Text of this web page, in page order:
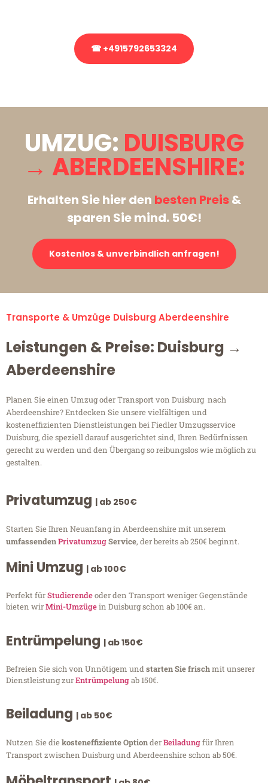
☎ +4915792653324
UMZUG: DUISBURG
→ ABERDEENSHIRE:
Erhalten Sie hier den besten Preis&
sparen Sie mind. 50€!
Kostenlos & unverbindlich anfragen!
Transporte & Umzüge Duisburg Aberdeenshire
Leistungen & Preise: Duisburg →
Aberdeenshire
Planen Sie einen Umzug oder Transport von Duisburg nach
Aberdeenshire? Entdecken Sie unsere vielfältigen und
kosteneffizienten Dienstleistungen bei Fiedler Umzugsservice
Duisburg, die speziell darauf ausgerichtet sind, Ihren Bedürfnissen
gerecht zu werden und den Übergang so reibungslos wie möglich zu
gestalten.
Privatumzug | ab 250€
Starten Sie Ihren Neuanfang in Aberdeenshire mit unserem
umfassendenPrivatumzugService, der bereits ab 250€ beginnt.
Mini Umzug | ab 100€
Perfekt fürStudierendeoder den Transport weniger Gegenstände
bieten wirMini-Umzügein Duisburg schon ab 100€ an.
Entrümpelung | ab 150€
Befreien Sie sich von Unnötigem undstarten Sie frischmit unserer
Dienstleistung zurEntrümpelungab 150€.
Beiladung | ab 50€
Nutzen Sie diekosteneffiziente OptionderBeiladungfür Ihren
Transport zwischen Duisburg und Aberdeenshire schon ab 50€.